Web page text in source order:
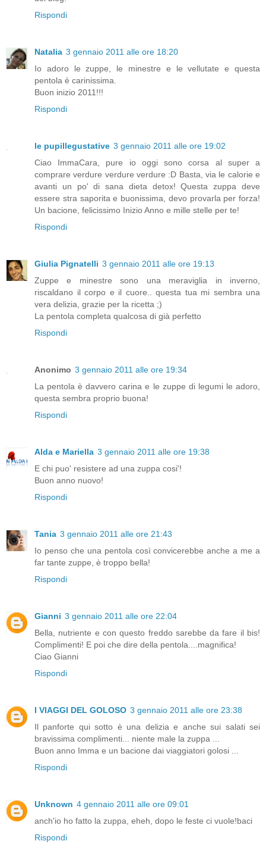
Rispondi
Natalia 3 gennaio 2011 alle ore 18:20
Io adoro le zuppe, le minestre e le vellutate e questa
pentola è carinissima.
Buon inizio 2011!!!
Rispondi
le pupillegustative 3 gennaio 2011 alle ore 19:02
Ciao ImmaCara, pure io oggi sono corsa al super a
comprare verdure verdure verdure :D Basta, via le calorie e
avanti un po' di sana dieta detox! Questa zuppa deve
essere stra saporita e buonissima, devo provarla per forza!
Un bacione, felicissimo Inizio Anno e mille stelle per te!
Rispondi
Giulia Pignatelli 3 gennaio 2011 alle ore 19:13
Zuppe e minestre sono una meraviglia in inverno,
riscaldano il corpo e il cuore.. questa tua mi sembra una
vera delizia, grazie per la ricetta ;)
La pentola completa qualcosa di già perfetto
Rispondi
Anonimo 3 gennaio 2011 alle ore 19:34
La pentola è davvero carina e le zuppe di legumi le adoro,
questa sembra proprio buona!
Rispondi
Alda e Mariella 3 gennaio 2011 alle ore 19:38
E chi puo' resistere ad una zuppa cosi'!
Buon anno nuovo!
Rispondi
Tania 3 gennaio 2011 alle ore 21:43
Io penso che una pentola così convicerebbe anche a me a
far tante zuppe, è troppo bella!
Rispondi
Gianni 3 gennaio 2011 alle ore 22:04
Bella, nutriente e con questo freddo sarebbe da fare il bis!
Complimenti! E poi che dire della pentola....magnifica!
Ciao Gianni
Rispondi
I VIAGGI DEL GOLOSO 3 gennaio 2011 alle ore 23:38
Il panforte qui sotto è una delizia e anche sui salati sei
bravissima complimenti... niente male la zuppa ...
Buon anno Imma e un bacione dai viaggiatori golosi ...
Rispondi
Unknown 4 gennaio 2011 alle ore 09:01
anch'io ho fatto la zuppa, eheh, dopo le feste ci vuole!baci
Rispondi